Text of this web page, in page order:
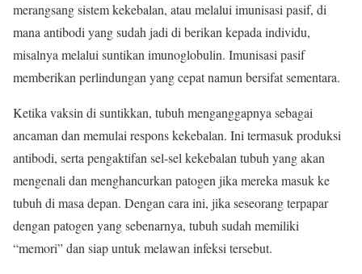
merangsang sistem kekebalan, atau melalui imunisasi pasif, di
mana antibodi yang sudah jadi di berikan kepada individu,
misalnya melalui suntikan imunoglobulin. Imunisasi pasif
memberikan perlindungan yang cepat namun bersifat sementara.
Ketika vaksin di suntikkan, tubuh menganggapnya sebagai
ancaman dan memulai respons kekebalan. Ini termasuk produksi
antibodi, serta pengaktifan sel-sel kekebalan tubuh yang akan
mengenali dan menghancurkan patogen jika mereka masuk ke
tubuh di masa depan. Dengan cara ini, jika seseorang terpapar
dengan patogen yang sebenarnya, tubuh sudah memiliki
“memori” dan siap untuk melawan infeksi tersebut.